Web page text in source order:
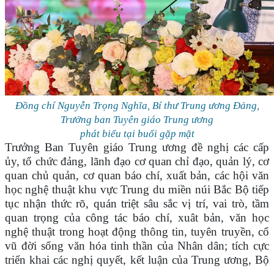
Đồng chí Nguyễn Trọng Nghĩa, Bí thư Trung ương Đảng,
Trưởng ban Tuyên giáo Trung ương
phát biểu tại buổi gặp mặt
Trưởng Ban Tuyên giáo Trung ương đề nghị các cấp
ủy, tổ chức đảng, lãnh đạo cơ quan chỉ đạo, quản lý, cơ
quan chủ quản, cơ quan báo chí, xuất bản, các hội văn
học nghệ thuật khu vực Trung du miền núi Bắc Bộ tiếp
tục nhận thức rõ, quán triệt sâu sắc vị trí, vai trò, tầm
quan trọng của công tác báo chí, xuât bản, văn học
nghệ thuật trong hoạt động thông tin, tuyên truyền, cổ
vũ đời sống văn hóa tinh thần của Nhân dân; tích cực
triển khai các nghị quyết, kết luận của Trung ương, Bộ